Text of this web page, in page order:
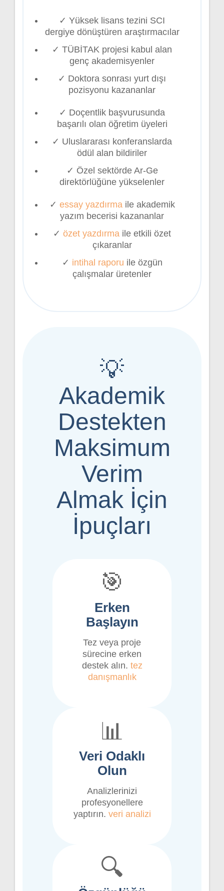
✓ Yüksek lisans tezini SCI
dergiye dönüştüren araştırmacılar
✓ TÜBİTAK projesi kabul alan
genç akademisyenler
✓ Doktora sonrası yurt dışı
pozisyonu kazananlar
✓ Doçentlik başvurusunda
başarılı olan öğretim üyeleri
✓ Uluslararası konferanslarda
ödül alan bildiriler
✓ Özel sektörde Ar-Ge
direktörlüğüne yükselenler
✓ essay yazdırmaile akademik
yazım becerisi kazananlar
✓ özet yazdırma ile etkili özet
çıkaranlar
✓ intihal raporu ile özgün
çalışmalar üretenler
💡
Akademik
Destekten
Maksimum
Verim
Almak İçin
İpuçları
🎯
Erken
Başlayın
Tez veya proje
sürecine erken
destek alın. tez
danışmanlık
📊
Veri Odaklı
Olun
Analizlerinizi
profesyonellere
yaptırın. veri analizi
🔍